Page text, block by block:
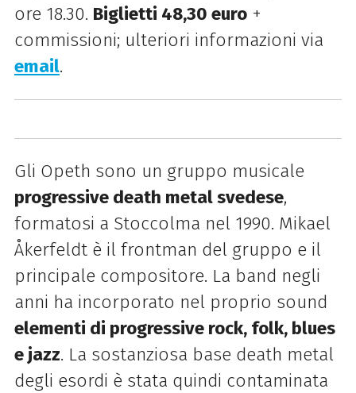
ore 18.30. Biglietti 48,30 euro+
commissioni; ulteriori informazioni via
email.
Gli Opeth sono un gruppo musicale
progressive death metal svedese,
formatosi a Stoccolma nel 1990. Mikael
Åkerfeldt è il frontman del gruppo e il
principale compositore. La band negli
anni ha incorporato nel proprio sound
elementi di progressive rock, folk, blues
e jazz. La sostanziosa base death metal
degli esordi è stata quindi contaminata